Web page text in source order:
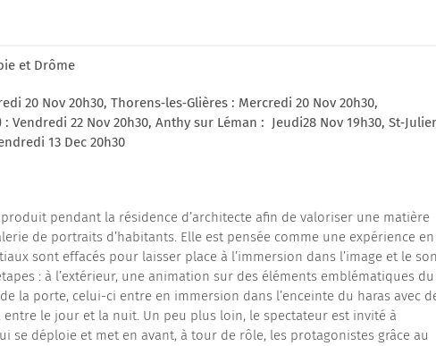
et Drôme
20 Nov 20h30, Thorens‐les‐Glières : Mercredi 20 Nov 20h30,
Vendredi 22 Nov 20h30, Anthy sur Léman : Jeudi28 Nov 19h30,
13 Dec 20h30
pendant la résidence d’architecte afin de valoriser une matière
de portraits d’habitants. Elle est pensée comme une expérience en
sont effacés pour laisser place à l’immersion dans l’image et le
: à l’extérieur, une animation sur des éléments emblématiques du
la porte, celui-ci entre en immersion dans l’enceinte du haras avec
le jour et la nuit. Un peu plus loin, le spectateur est invité à
se déploie et met en avant, à tour de rôle, les protagonistes grâce au